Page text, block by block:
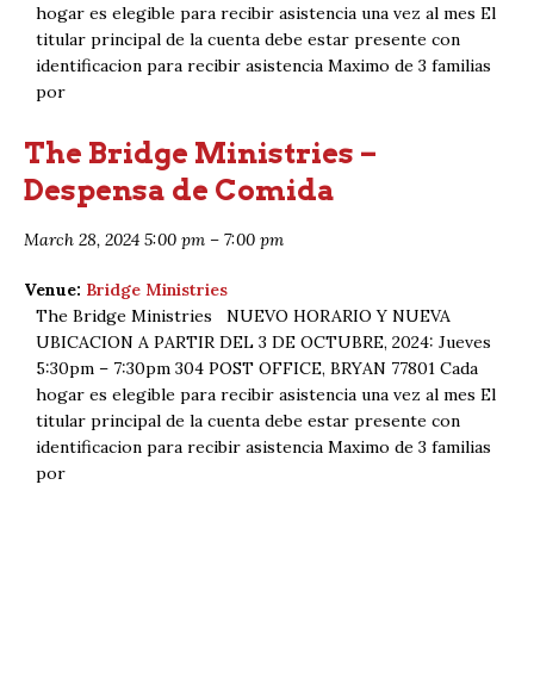
hogar es elegible para recibir asistencia una vez al mes El
titular principal de la cuenta debe estar presente con
identificacion para recibir asistencia Maximo de 3 familias
por
The Bridge Ministries –
Despensa de Comida
March 28, 2024 5:00 pm – 7:00 pm
Venue: Bridge Ministries
The Bridge Ministries NUEVO HORARIO Y NUEVA
UBICACION A PARTIR DEL 3 DE OCTUBRE, 2024: Jueves
5:30pm – 7:30pm 304 POST OFFICE, BRYAN 77801 Cada
hogar es elegible para recibir asistencia una vez al mes El
titular principal de la cuenta debe estar presente con
identificacion para recibir asistencia Maximo de 3 familias
por